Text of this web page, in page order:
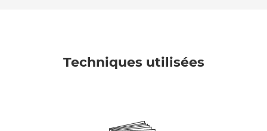
Techniques utilisées